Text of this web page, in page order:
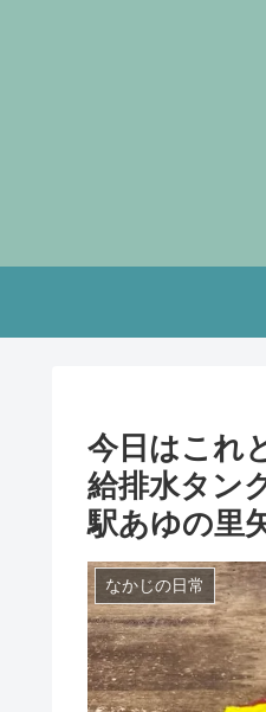
今日はこれ
給排水タン
駅あゆの里
なかじの日常